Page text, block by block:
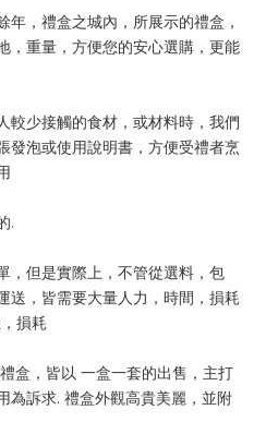
年，禮盒之城內，所展示的禮盒，
，重量，方便您的安心選購，更能
較少接觸的食材，或材料時，我們
發泡或使用說明書，方便受禮者烹
.
，但是實際上，不管從選料，包
送，皆需要大量人力，時間，損耗
損耗
盒，皆以 一盒一套的出售，主打
為訴求. 禮盒外觀高貴美麗，並附